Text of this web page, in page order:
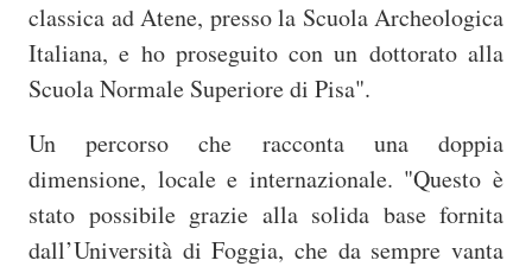
classica ad Atene, presso la Scuola Archeologica
Italiana, e ho proseguito con un dottorato alla
Scuola Normale Superiore di Pisa".
Un percorso che racconta una doppia
dimensione, locale e internazionale. "Questo è
stato possibile grazie alla solida base fornita
dall’Università di Foggia, che da sempre vanta